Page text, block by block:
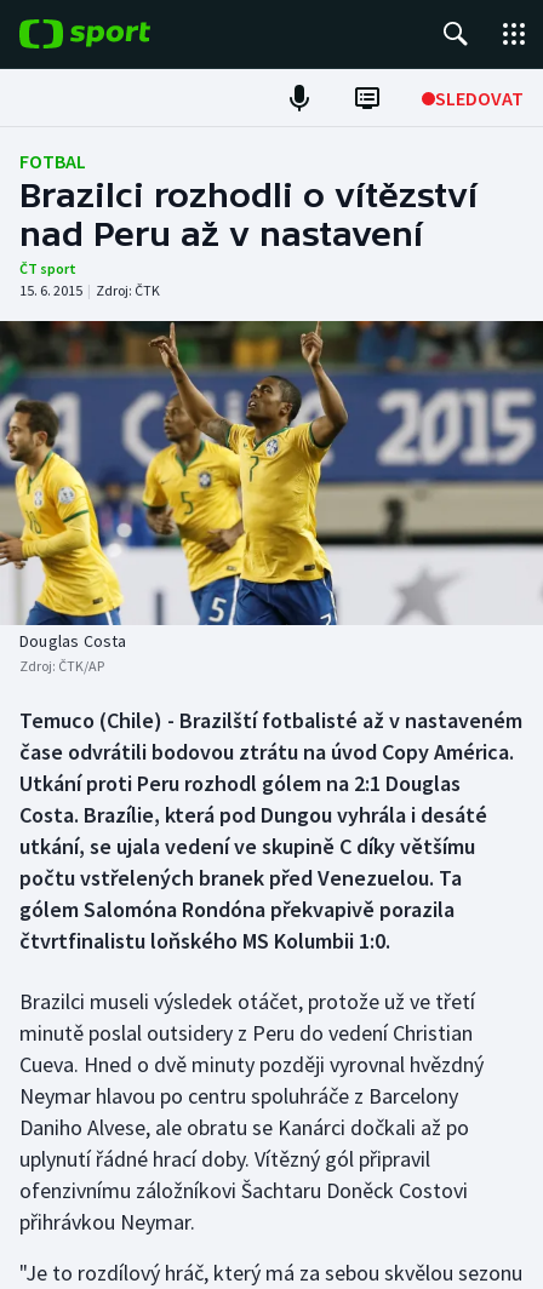
SLEDOVAT
Fotbal
Hokej
Tenis
Atletika
Cyklistika
DALŠÍ SPORTY
Americký fotbal
Baseball a softbal
Basketbal
Biatlon
Boby a skeleton
Box
Curling
Dostihy
Futsal
Gymnastika
Házená
Jezdectví
NEPŘEHLÉDNĚTE
Soutěže
Historické návraty
Aplikace ČT sport
AZ kvíz
FOTBAL
Brazilci rozhodli o vítězství
nad Peru až v nastavení
ČT sport
15. 6. 2015 | Zdroj: ČTK
Douglas Costa
Zdroj: ČTK/AP
Temuco (Chile) - Brazilští fotbalisté až v nastaveném
čase odvrátili bodovou ztrátu na úvod Copy América.
Utkání proti Peru rozhodl gólem na 2:1 Douglas
Costa. Brazílie, která pod Dungou vyhrála i desáté
utkání, se ujala vedení ve skupině C díky většímu
počtu vstřelených branek před Venezuelou. Ta
gólem Salomóna Rondóna překvapivě porazila
čtvrtfinalistu loňského MS Kolumbii 1:0.
Brazilci museli výsledek otáčet, protože už ve třetí
minutě poslal outsidery z Peru do vedení Christian
Cueva. Hned o dvě minuty později vyrovnal hvězdný
Neymar hlavou po centru spoluhráče z Barcelony
Daniho Alvese, ale obratu se Kanárci dočkali až po
uplynutí řádné hrací doby. Vítězný gól připravil
ofenzivnímu záložníkovi Šachtaru Doněck Costovi
přihrávkou Neymar.
"Je to rozdílový hráč, který má za sebou skvělou sezonu